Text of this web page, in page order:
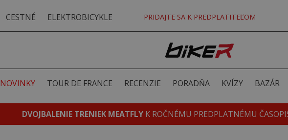
CESTNÉ ELEKTROBICYKLE PRIDAJTE SA K PREDPLATITEĽOM
NOVINKY TOUR DE FRANCE RECENZIE PORADŇA KVÍZY BAZÁR
DVOJBALENIE TRENIEK MEATFLY K ROČNÉMU PREDPLATNÉMU